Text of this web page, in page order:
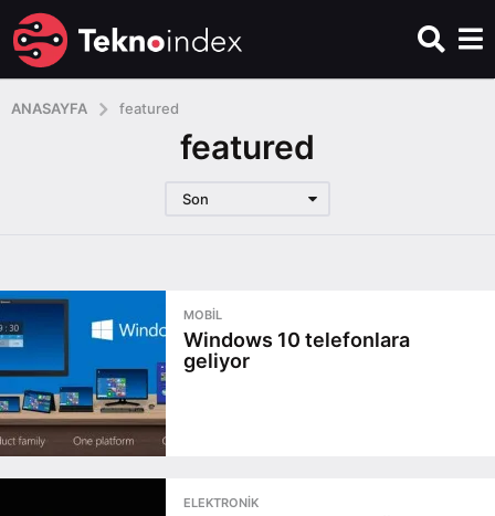
ANASAYFA featured
featured
Son
MOBIL
Windows 10 telefonlara
geliyor
ELEKTRONIK